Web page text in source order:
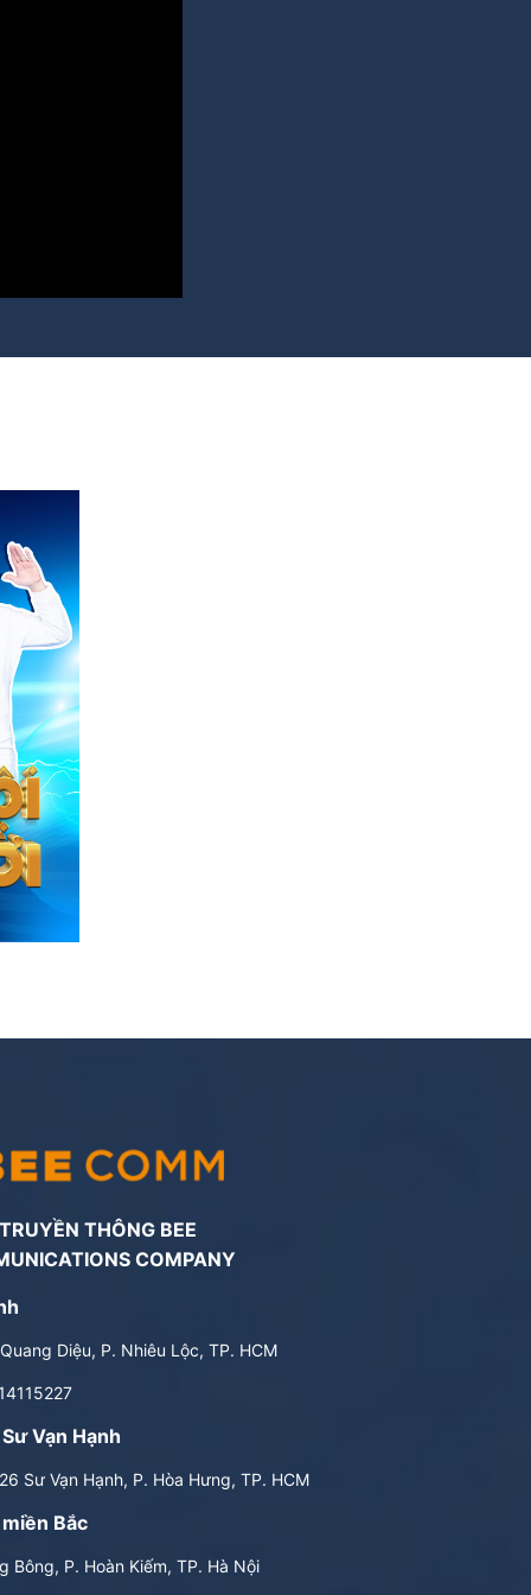
THÔNG BEE
COMPANY
Diệu, P. Nhiêu Lộc, TP. HCM
Vạn Hạnh
Sư Vạn Hạnh, P. Hòa Hưng, TP. HCM
Bắc
Bông, P. Hoàn Kiếm, TP. Hà Nội